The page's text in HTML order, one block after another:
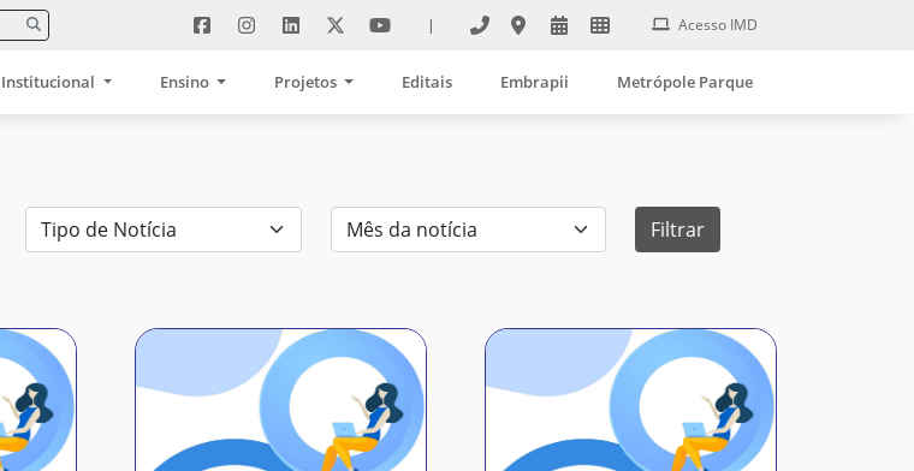
| Acesso IMD
Institucional Ensino Projetos Editais Embrapii Metrópole Parque
Filtrar